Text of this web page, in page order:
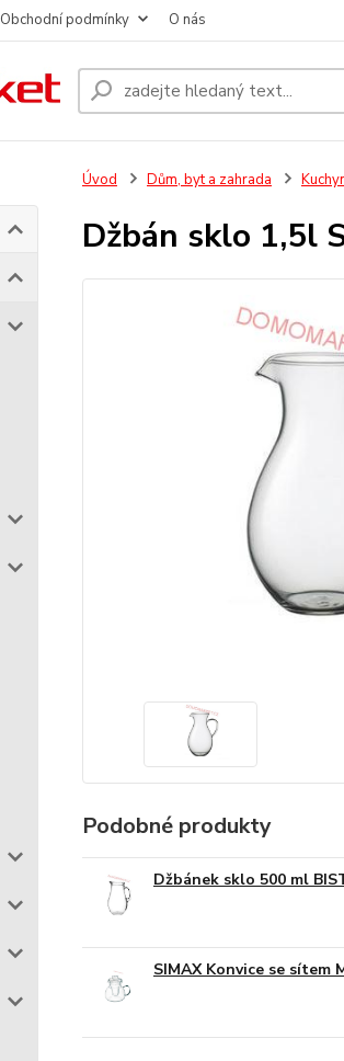
Obchodní podmínky O nás
Úvod Dům, byt a zahrada
Džbán sklo 1,5l
Podobné produkty
Džbánek sklo 500 ml
SIMAX Konvice se sítem